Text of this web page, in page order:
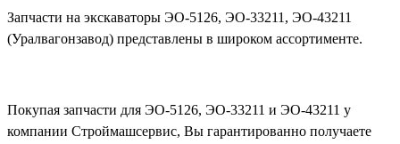
Запчасти на экскаваторы ЭО-5126, ЭО-33211, ЭО-43211
(Уралвагонзавод) представлены в широком ассортименте.
Покупая запчасти для ЭО-5126, ЭО-33211 и ЭО-43211 у
компании Строймашсервис, Вы гарантированно получаете